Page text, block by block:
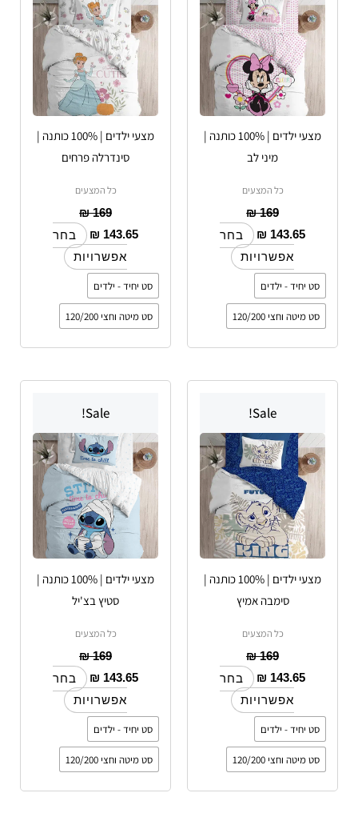
מצעי ילדים | 100% כותנה |
מיני לב
כל המצעים
₪169
₪ 143.65
בחר
אפשרויות
מספר
סוגים.
ניתן
לבחור
את
האפשרויות
בעמוד
סט יחיד - ילדים
סט מיטה וחצי 120/200
מצעי ילדים | 100% כותנה |
סינדרלה פרחים
כל המצעים
₪169
₪ 143.65
בחר
אפשרויות
מספר
סוגים.
לבחור
את
האפשרויות
בעמוד
המוצר
סט יחיד - ילדים
סט מיטה וחצי 120/200
Sale!
מצעי ילדים | 100% כותנה |
סימבה אמיץ
כל המצעים
₪169
₪ 143.65
בחר
אפשרויות
יש
מספר
סוגים.
ניתן
לבחור
את
בעמוד
סט יחיד - ילדים
סט מיטה וחצי 120/200
Sale!
מצעי ילדים | 100% כותנה |
סטיץ בצ'יל
כל המצעים
₪169
₪ 143.65
בחר
אפשרויות
יש
מספר
סוגים.
ניתן
לבחור
את
בעמוד
סט יחיד - ילדים
סט מיטה וחצי 120/200